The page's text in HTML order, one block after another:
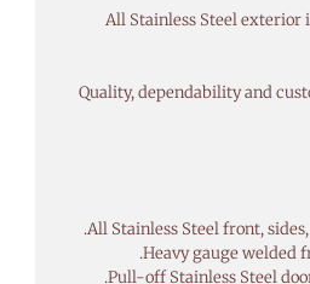
All Stainless Steel exterior
Quality, dependability and
All Stainless Steel front,
Heavy gauge welded
Pull-off Stainless Steel